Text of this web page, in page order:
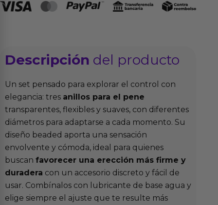
Descripción del producto
Un set pensado para explorar el control con
elegancia: tres anillos para el pene
transparentes, flexibles y suaves, con diferentes
diámetros para adaptarse a cada momento. Su
diseño beaded aporta una sensación
envolvente y cómoda, ideal para quienes
buscan favorecer una erección más firme y
duradera con un accesorio discreto y fácil de
usar. Combínalos con lubricante de base agua y
elige siempre el ajuste que te resulte más